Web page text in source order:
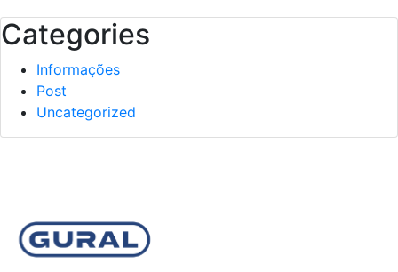
Categories
Informações
Post
Uncategorized